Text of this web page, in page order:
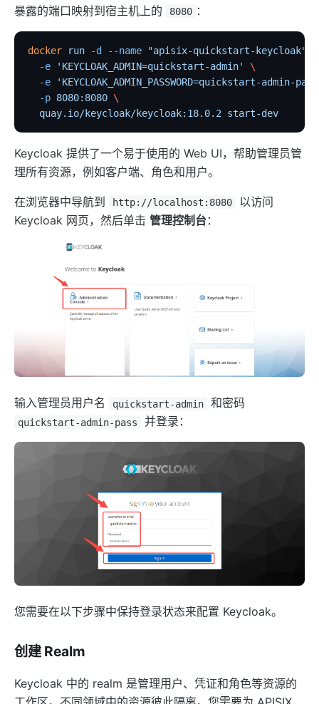
serverless
azure-functions
openwhisk
aws-lambda
openfunction
dubbo-proxy
mqtt-proxy
kafka-proxy
http-dubbo
Admin API
Control API
Status API
源码安装 APISIX
在 Mac 上构建开发环境
The Implementation of Plugin Runner
Introducing APISIX's testing framework
调试模式
Deployment modes
Others
暴露的端口映射到宿主机上的
8080 ：
docker run -d --name "apisix-quickstart-keycloak"
  -e
'KEYCLOAK_ADMIN=quickstart-admin'
\
  -e
'KEYCLOAK_ADMIN_PASSWORD=quickstart-admin-
  -p
8080:8080 \
  quay.io/keycloak/keycloak:18.0.2
start-dev
Keycloak 提供了一个易于使用的 Web UI，帮助管理员管
理所有资源，例如客户端、角色和用户。
在浏览器中导航到 http://localhost:8080
以访问
Keycloak 网页，然后单击 管理控制台：
输入管理员用户名 quickstart-admin 和密码
quickstart-admin-pass 并登录：
您需要在以下步骤中保持登录状态来配置 Keycloak。
创建 Realm
Keycloak 中的 realm 是管理用户、凭证和角色等资源的